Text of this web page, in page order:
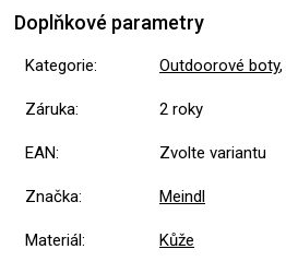
Doplňkové parametry
Kategorie: Outdoorové boty,
Záruka: 2 roky
EAN: Zvolte variantu
Značka: Meindl
Materiál: Kůže